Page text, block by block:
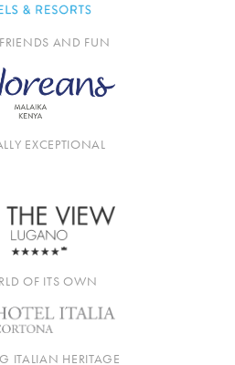
AND FUN
EXCEPTIONAL
OF ITS OWN
ITALIAN HERITAGE